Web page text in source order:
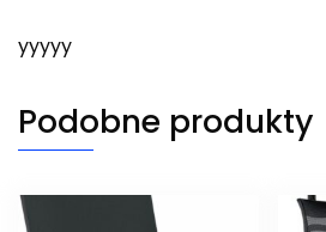
yyyyy
Podobne produkty